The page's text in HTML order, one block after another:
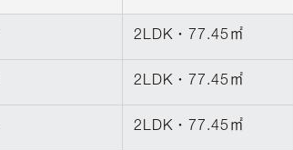
2LDK・77.45㎡
2LDK・77.45㎡
2LDK・77.45㎡